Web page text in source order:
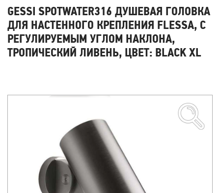
GESSI SPOTWATER316 ДУШЕВАЯ ГОЛОВКА
ДЛЯ НАСТЕННОГО КРЕПЛЕНИЯ FLESSA, С
РЕГУЛИРУЕМЫМ УГЛОМ НАКЛОНА,
ТРОПИЧЕСКИЙ ЛИВЕНЬ, ЦВЕТ: BLACK XL